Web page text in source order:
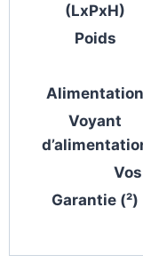
(LxPxH)
Poids
Alimentation
Voyant
Garantie (²)